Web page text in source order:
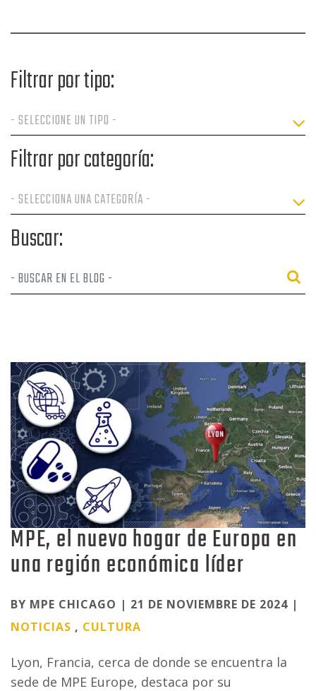
Filtrar por tipo:
Filtrar por categoría:
Buscar:
MPE, el nuevo hogar de Europa en
una región económica líder
Categories
BY MPE CHICAGO | 21 DE NOVIEMBRE DE 2024 |
NOTICIAS , CULTURA
Lyon, Francia, cerca de donde se encuentra la
sede de MPE Europe, destaca por su